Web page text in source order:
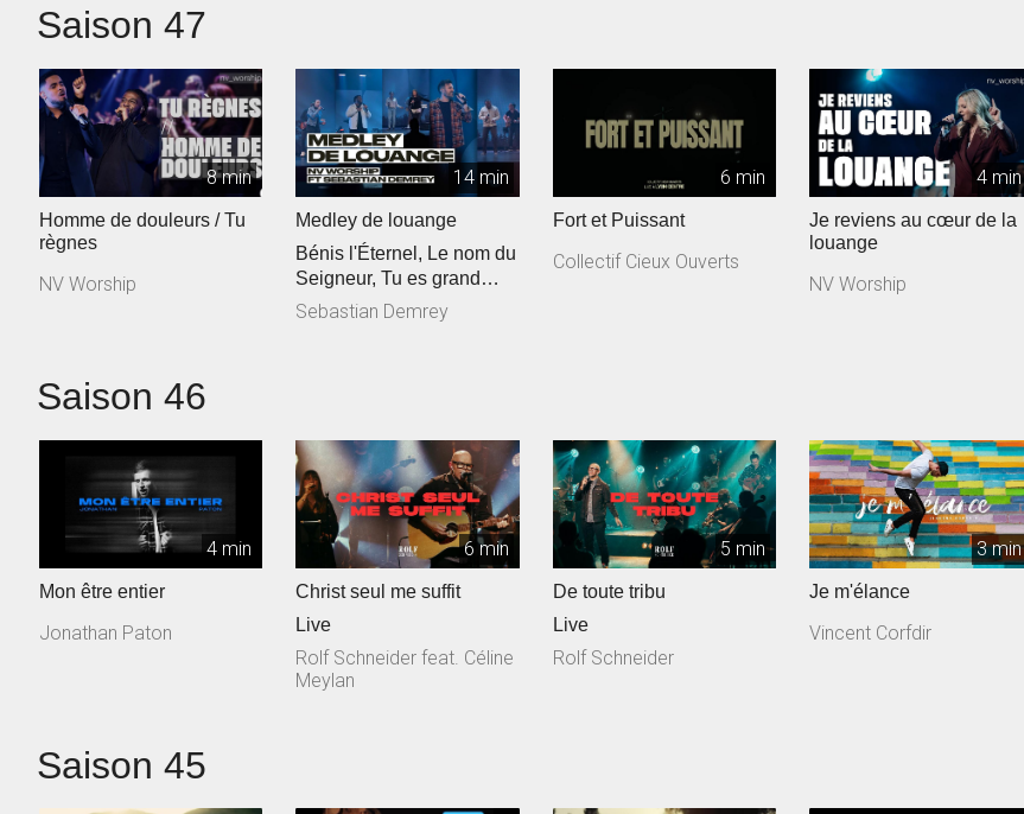
Saison 47
8 min
Homme de douleurs / Tu
règnes
NV Worship
14 min
Medley de louange
Bénis l'Éternel, Le nom du
Seigneur, Tu es grand
Seigneur
Sebastian Demrey
6 min
Fort et Puissant
Collectif Cieux Ouverts
4 min
Je reviens au cœur de la
louange
NV Worship
Saison 46
4 min
Mon être entier
Jonathan Paton
6 min
Christ seul me suffit
Live
Rolf Schneider feat. Céline
Meylan
5 min
De toute tribu
Live
Rolf Schneider
3 min
Je m'élance
Vincent Corfdir
Saison 45